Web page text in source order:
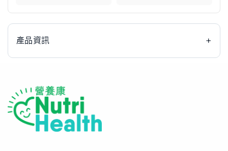
產品資訊 +
產品介紹:
Fortisip Compact Protein 營保健 – 醫院指定營養品
Fortisip Compact Protein 營保健是高能量、高蛋白質的